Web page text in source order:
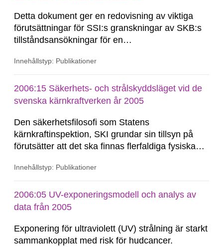
Detta dokument ger en redovisning av viktiga
förutsättningar för SSI:s granskningar av SKB:s
tillståndsansökningar för en
och för hela slutförvarssystemet (enligt
redovisar SSI:s syn på beslutsprocessen,
strålskyddskraven enligt SSI:s...
Innehållstyp: Publikationer
2006:15 Säkerhets- och strålskyddsläget vid de
svenska kärnkraftverken år 2005
Den säkerhetsfilosofi som Statens
kärnkraftinspektion, SKI grundar sin tillsyn på
förutsätter att det ska finnas flerfaldiga fysiska
s.k. djupförsvar och att tillstädshavaren tar det
barriärerna är placerade mellan det radioaktiva
materialet...
Innehållstyp: Publikationer
2006:05 UV-exponeringsmodell och analys av
data från 2005
Exponering för ultraviolett (UV) strålning är starkt
sammankopplat med risk för hudcancer.